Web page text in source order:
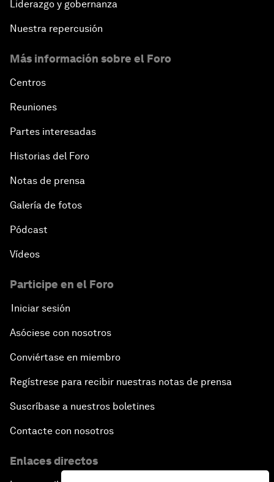
Liderazgo y gobernanza
Nuestra repercusión
Más información sobre el Foro
Centros
Reuniones
Partes interesadas
Historias del Foro
Notas de prensa
Galería de fotos
Pódcast
Vídeos
Participe en el Foro
Iniciar sesión
Asóciese con nosotros
Conviértase en miembro
Regístrese para recibir nuestras notas de prensa
Suscríbase a nuestros boletines
Contacte con nosotros
Enlaces directos